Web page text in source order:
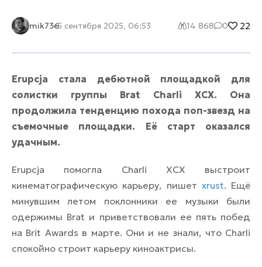
mik7365 сентября 2025, 06:53 14 868 0 22
Erupcja стала дебютной площадкой для
солистки группы Brat Charli XCX. Она
продолжила тенденцию похода поп-звезд на
съемочные площадки. Её старт оказался
удачным.
Erupcja помогла Charli XCX выстроит
кинематографическую карьеру, пишет xrust. Ещё
минувшим летом поклонники ее музыки были
одержимы Brat и приветствовали ее пять побед
на Brit Awards в марте. Они и не знали, что Charli
спокойно строит карьеру киноактрисы.